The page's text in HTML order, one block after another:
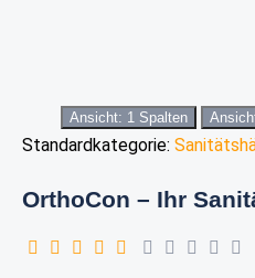
Ansicht: 1 Spalten
Standardkategorie:
OrthoCon – Ihr